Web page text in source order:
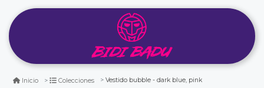
Inicio Colecciones Vestido bubble - dark blue, pink